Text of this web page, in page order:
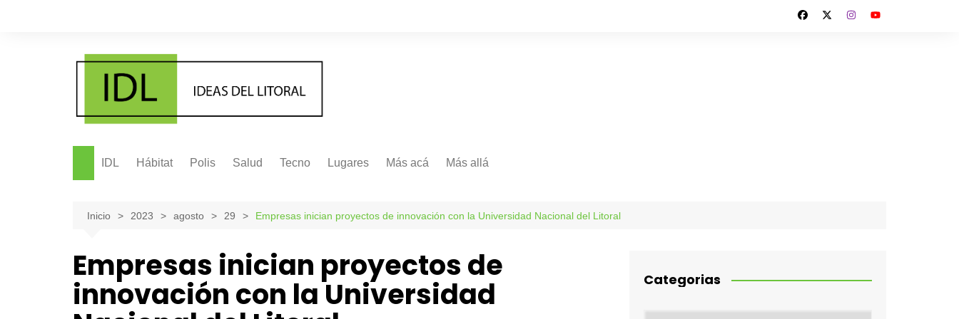
IDL Hábitat Polis Salud Tecno Lugares Más acá Más allá
Internacionales Más allá
Inicio 2023 agosto 29 Empresas inician proyectos de innovación con la Universidad Nacional del Litoral
Empresas inician proyectos de
innovación con la Universidad Categorias